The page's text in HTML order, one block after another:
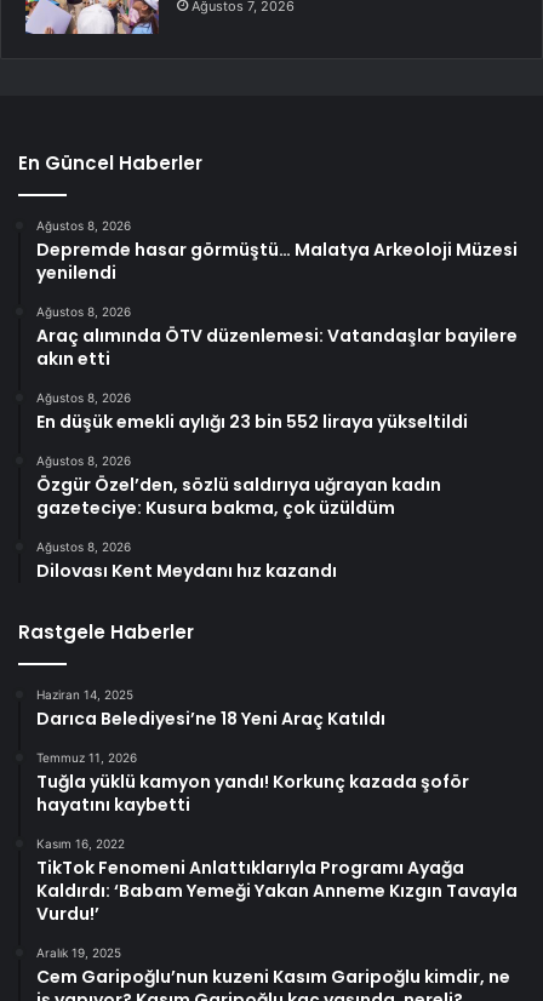
Ağustos 7, 2026
En Güncel Haberler
Ağustos 8, 2026
Depremde hasar görmüştü… Malatya Arkeoloji Müzesi
yenilendi
Ağustos 8, 2026
Araç alımında ÖTV düzenlemesi: Vatandaşlar bayilere
akın etti
Ağustos 8, 2026
En düşük emekli aylığı 23 bin 552 liraya yükseltildi
Ağustos 8, 2026
Özgür Özel’den, sözlü saldırıya uğrayan kadın
gazeteciye: Kusura bakma, çok üzüldüm
Ağustos 8, 2026
Dilovası Kent Meydanı hız kazandı
Rastgele Haberler
Haziran 14, 2025
Darıca Belediyesi’ne 18 Yeni Araç Katıldı
Temmuz 11, 2026
Tuğla yüklü kamyon yandı! Korkunç kazada şoför
hayatını kaybetti
Kasım 16, 2022
TikTok Fenomeni Anlattıklarıyla Programı Ayağa
Kaldırdı: ‘Babam Yemeği Yakan Anneme Kızgın Tavayla
Vurdu!’
Aralık 19, 2025
Cem Garipoğlu’nun kuzeni Kasım Garipoğlu kimdir, ne